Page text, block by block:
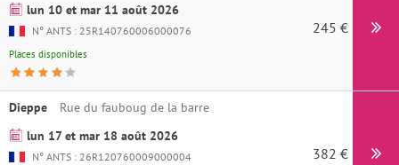
lun 10 et mar 11 août 2026
N° ANTS : 25R140760006000076
Places disponibles
245 €
Dieppe
Rue du fauboug de la barre
lun 17 et mar 18 août 2026
N° ANTS : 26R120760009000004 382 €